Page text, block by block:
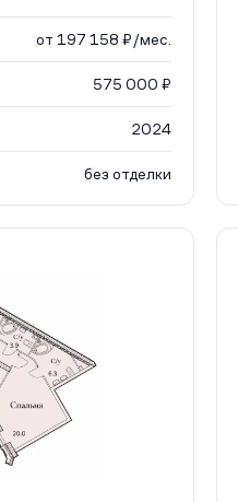
от 197 158 ₽/мес.
575 000 ₽
2024
без отделки